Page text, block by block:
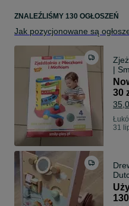
ZNALEŹLIŚMY 130 OGŁOSZEŃ
Jak pozycjonowane są
|
30
31